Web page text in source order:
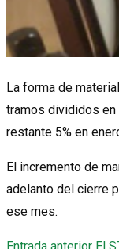
La forma de
tramos divididos en
restante 5% en
El incremento de
adelanto del cierre
ese mes.